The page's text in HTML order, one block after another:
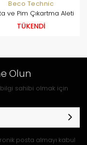
Beco Technic
ve Pim Çıkartma Aleti
TÜKENDİ
Olun
bilgi sahibi olmak için
posta almayı kabul